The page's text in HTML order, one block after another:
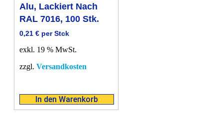
Alu, Lackiert Nach
RAL 7016, 100 Stk.
0,21 € per Stck
exkl. 19 % MwSt.
zzgl. Versandkosten
In den Warenkorb